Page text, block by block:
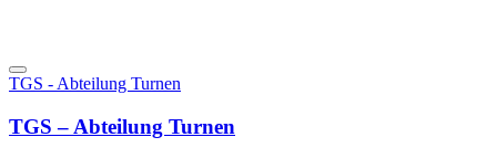
TGS - Abteilung Turnen
TGS – Abteilung Turnen